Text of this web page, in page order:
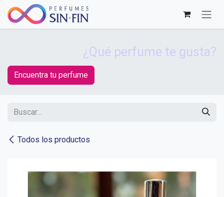
Ir al contenido
¿Qué perfume te gusta?
Encuentra tu perfume
Todos los productos